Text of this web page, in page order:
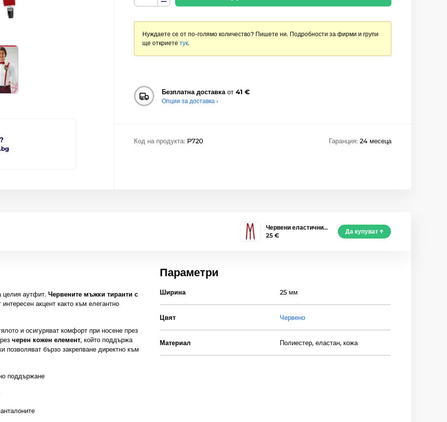
Нуждаете се от по-голямо количество? Пишете ни. Подробности за фирми и групи
ще откриете тук.
Безплатна доставка от 41 €
Опции за доставка ›
Код на продукта: P720 Гаранция: 24 месеца
Червени еластични…
25 €
Да купуват
целия аутфит. Червените мъжки тиранти с
акцент както към елегантно
и осигуряват комфорт при носене през
черен кожен елемент, който поддържа
позволяват бързо закрепване директно към
поддържане
Параметри
Ширина 25 мм
Цвят Червено
Материал Полиестер, еластан, кожа